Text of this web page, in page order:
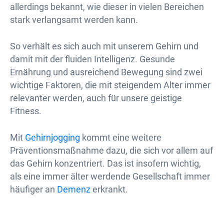
allerdings bekannt, wie dieser in vielen Bereichen
stark verlangsamt werden kann.
So verhält es sich auch mit unserem Gehirn und
damit mit der fluiden Intelligenz. Gesunde
Ernährung und ausreichend Bewegung sind zwei
wichtige Faktoren, die mit steigendem Alter immer
relevanter werden, auch für unsere geistige
Fitness.
Mit Gehirnjogging kommt eine weitere
Präventionsmaßnahme dazu, die sich vor allem auf
das Gehirn konzentriert. Das ist insofern wichtig,
als eine immer älter werdende Gesellschaft immer
häufiger an Demenzerkrankt.